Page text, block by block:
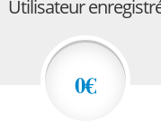
Utilisateur
0€